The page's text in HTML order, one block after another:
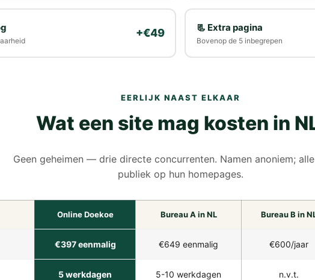
+€49 📃 Extra pagina
Bovenop de 5 inbegrepen
EERLIJK NAAST ELKAAR
Wat een site mag kosten in
Geen geheimen — drie directe concurrenten. Namen anoniem;
publiek op hun homepages.
Online Doekoe Bureau A in NL Bureau B in
€397 eenmalig €649 eenmalig €600/jaar
5 werkdagen 5-10 werkdagen n.v.t.